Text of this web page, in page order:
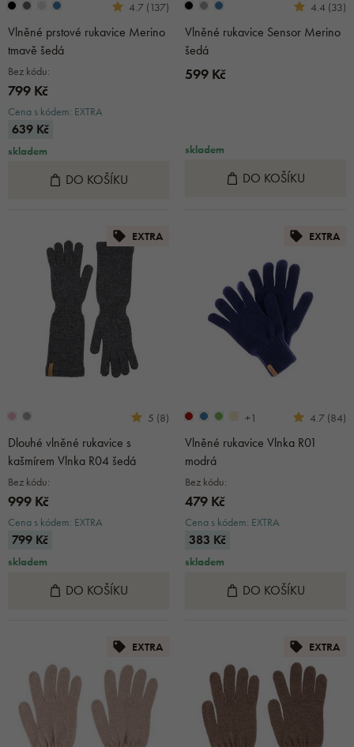
4.7 (137)
Vlněné prstové rukavice Merino
tmavě šedá
Bez kódu:
799 Kč
Cena s kódem: EXTRA
639 Kč
skladem
DO KOŠÍKU
4.4 (33)
Vlněné rukavice Sensor Merino
šedá
599 Kč
skladem
DO KOŠÍKU
EXTRA
5 (8)
Dlouhé vlněné rukavice s
kašmírem Vlnka R04 šedá
Bez kódu:
999 Kč
Cena s kódem: EXTRA
799 Kč
skladem
DO KOŠÍKU
EXTRA
+1 4.7 (84)
Vlněné rukavice Vlnka R01
modrá
Bez kódu:
479 Kč
Cena s kódem: EXTRA
383 Kč
skladem
DO KOŠÍKU
EXTRA EXTRA